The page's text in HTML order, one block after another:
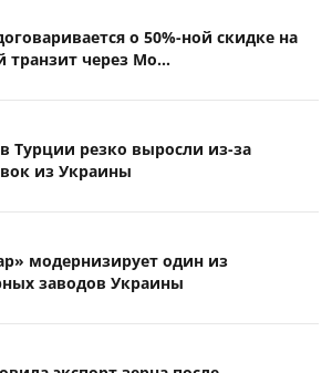
о 50%-ной скидке на
через Мо...
Турции резко выросли из-за
из Украины
модернизирует один из
заводов Украины